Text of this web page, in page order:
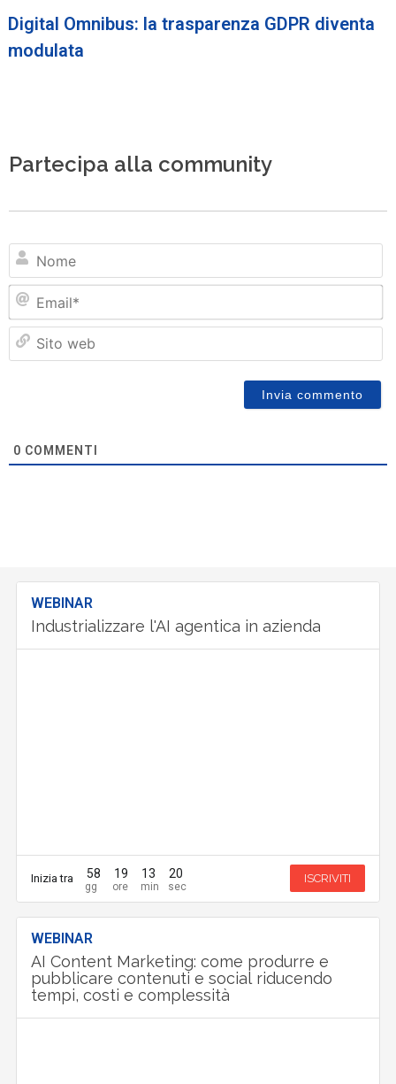
Digital Omnibus: la trasparenza GDPR diventa
modulata
Partecipa alla community
0 COMMENTI
WEBINAR
Industrializzare l'AI agentica in azienda
Inizia tra 58 19 13 19 ISCRIVITI
WEBINAR
AI Content Marketing: come produrre e
pubblicare contenuti e social riducendo
tempi, costi e complessità